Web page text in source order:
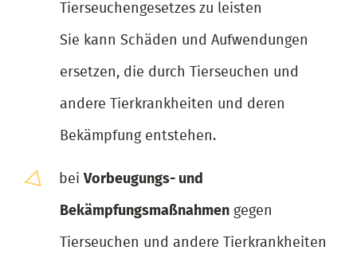
Tierseuchengesetzes zu leisten
Sie kann Schäden und Aufwendungen
ersetzen, die durch Tierseuchen und
andere Tierkrankheiten und deren
Bekämpfung entstehen.
bei Vorbeugungs- und
Bekämpfungsmaßnahmen gegen
Tierseuchen und andere Tierkrankheiten